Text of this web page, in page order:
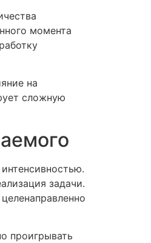
момента
на
сложную
задачи.
проигрывать